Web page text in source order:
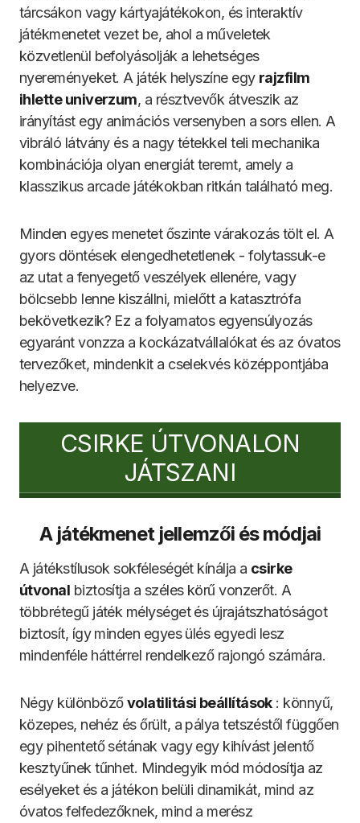
tárcsákon vagy kártyajátékokon, és interaktív
játékmenetet vezet be, ahol a műveletek
közvetlenül befolyásolják a lehetséges
nyereményeket. A játék helyszíne egy rajzfilm
ihlette univerzum, a résztvevők átveszik az
irányítást egy animációs versenyben a sors ellen. A
vibráló látvány és a nagy tétekkel teli mechanika
kombinációja olyan energiát teremt, amely a
klasszikus arcade játékokban ritkán található meg.
Minden egyes menetet őszinte várakozás tölt el. A
gyors döntések elengedhetetlenek - folytassuk-e
az utat a fenyegető veszélyek ellenére, vagy
bölcsebb lenne kiszállni, mielőtt a katasztrófa
bekövetkezik? Ez a folyamatos egyensúlyozás
egyaránt vonzza a kockázatvállalókat és az óvatos
tervezőket, mindenkit a cselekvés középpontjába
helyezve.
CSIRKE ÚTVONALON
JÁTSZANI
A játékmenet jellemzői és módjai
A játékstílusok sokféleségét kínálja a csirke
útvonal biztosítja a széles körű vonzerőt. A
többrétegű játék mélységet és újrajátszhatóságot
biztosít, így minden egyes ülés egyedi lesz
mindenféle háttérrel rendelkező rajongó számára.
Négy különbözővolatilitási beállítások: könnyű,
közepes, nehéz és őrült, a pálya tetszéstől függően
egy pihentető sétának vagy egy kihívást jelentő
kesztyűnek tűnhet. Mindegyik mód módosítja az
esélyeket és a játékon belüli dinamikát, mind az
óvatos felfedezőknek, mind a merész